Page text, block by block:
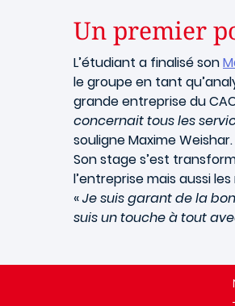
Un premier
L’étudiant a finalisé son
le groupe en tant
grande entreprise du
concernait tous les
souligne Maxime Weishar.
Son stage s’est
l’entreprise mais aussi
«Je suis garant de la
suis un touche à tout